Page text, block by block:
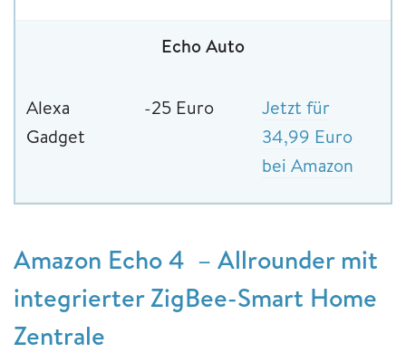
Echo Auto
Alexa
Gadget
-25 Euro
Jetzt für
34,99 Euro
bei Amazon
Amazon Echo 4 – Allrounder mit
integrierter ZigBee-Smart Home
Zentrale